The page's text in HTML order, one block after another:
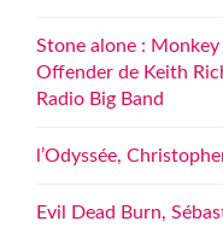
Stone alone :
Offender de Keith
Radio Big Band
l’Odyssée,
Evil Dead Burn,